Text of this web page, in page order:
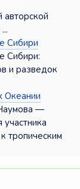
авторской
Сибири
Сибири:
и разведок
Океании
—
участника
тропическим